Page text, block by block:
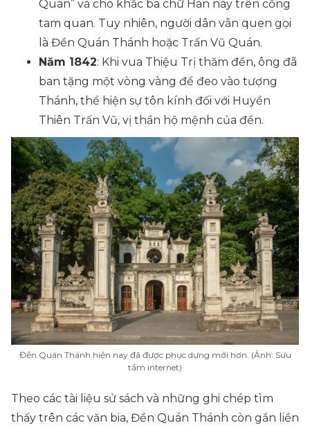
Quán” và cho khắc ba chữ Hán này trên cổng
tam quan. Tuy nhiên, người dân vẫn quen gọi
là Đền Quán Thánh hoặc Trấn Vũ Quán.
Năm 1842: Khi vua Thiệu Trị thăm đền, ông đã
ban tặng một vòng vàng để đeo vào tượng
Thánh, thể hiện sự tôn kính đối với Huyền
Thiên Trấn Vũ, vị thần hộ mệnh của đền.
Đền Quán Thánh hiện nay đã được phục dựng mới hơn. (Ảnh: Sưu
tầm internet)
Theo các tài liệu sử sách và những ghi chép tìm
thấy trên các văn bia, Đền Quán Thánh còn gắn liền